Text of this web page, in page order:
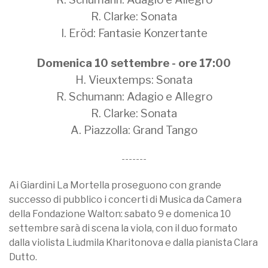
R. Clarke: Sonata
I. Eröd: Fantasie Konzertante
Domenica 10 settembre - ore 17:00
H. Vieuxtemps: Sonata
R. Schumann: Adagio e Allegro
R. Clarke: Sonata
A. Piazzolla: Grand Tango
-------
Ai Giardini La Mortella proseguono con grande
successo di pubblico i concerti di Musica da Camera
della Fondazione Walton: sabato 9 e domenica 10
settembre sarà di scena la viola, con il duo formato
dalla violista Liudmila Kharitonova e dalla pianista Clara
Dutto.